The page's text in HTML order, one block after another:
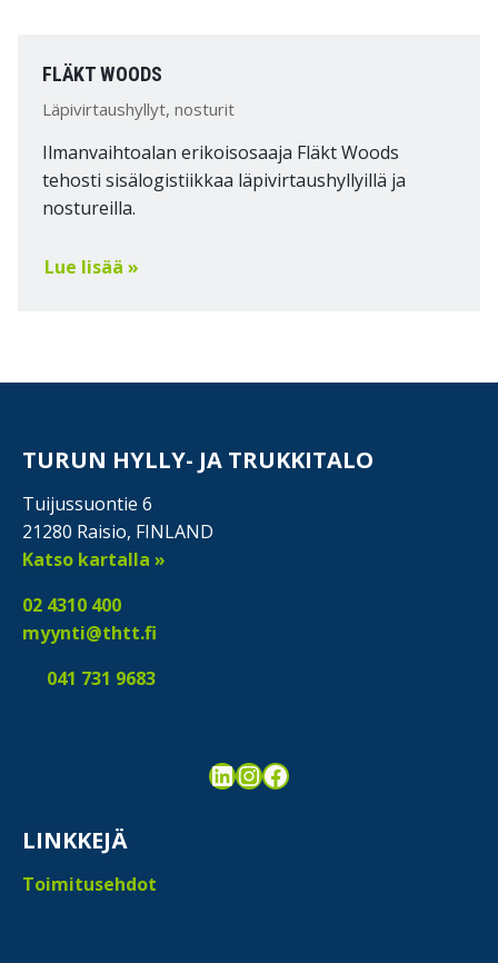
FLÄKT WOODS
Läpivirtaushyllyt, nosturit
Ilmanvaihtoalan erikoisosaaja Fläkt Woods
tehosti sisälogistiikkaa läpivirtaushyllyillä ja
nostureilla.
Lue lisää »
TURUN HYLLY- JA TRUKKITALO
Tuijussuontie 6
21280 Raisio, FINLAND
Katso kartalla »
02 4310 400
myynti@thtt.fi
041 731 9683
LinkedIn
Instagram
Facebook
LINKKEJÄ
Toimitusehdot